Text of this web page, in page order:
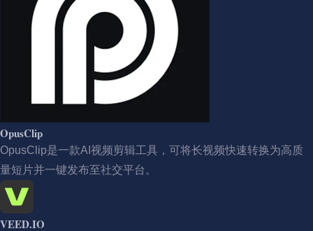
OpusClip
OpusClip是一款AI视频剪辑工具，可将长视频快速转换为高质
量短片并一键发布至社交平台。
VEED.IO